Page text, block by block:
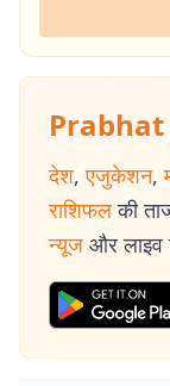
देश, एजुकेशन,
राशिफल की
न्यूज और लाइव